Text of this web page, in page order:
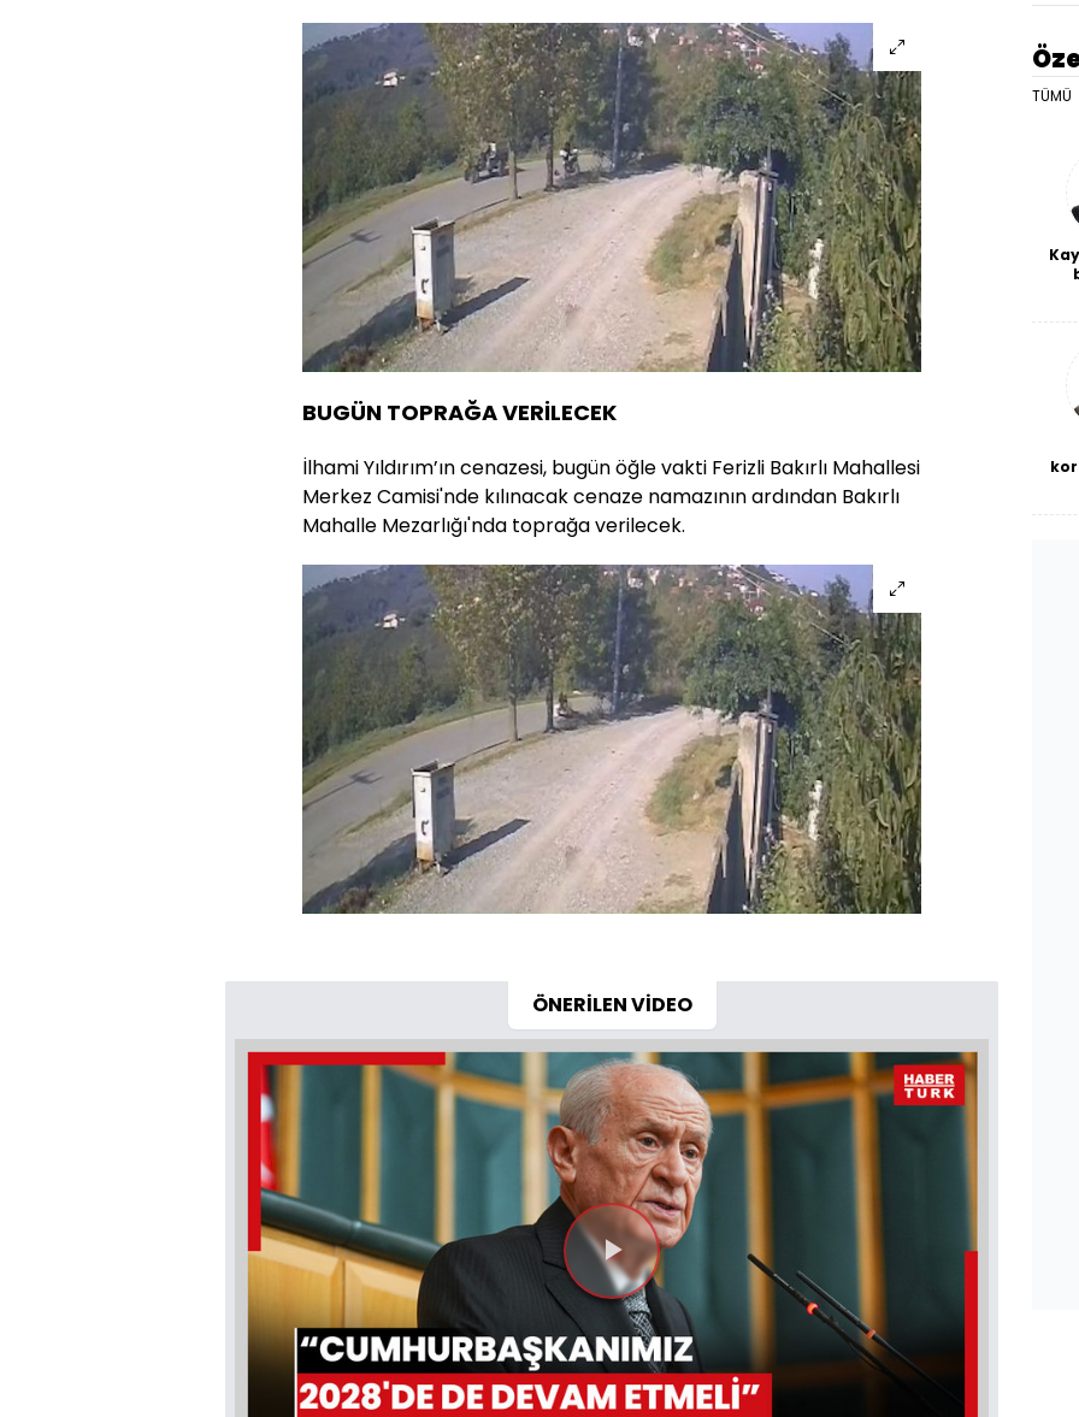
BUGÜN TOPRAĞA VERİLECEK
İlhami Yıldırım’ın cenazesi, bugün öğle vakti Ferizli Bakırlı Mahallesi
Merkez Camisi'nde kılınacak cenaze namazının ardından Bakırlı
Mahalle Mezarlığı'nda toprağa verilecek.
ÖNERİLEN VİDEO
Videoyu
Oynat
TÜMÜ